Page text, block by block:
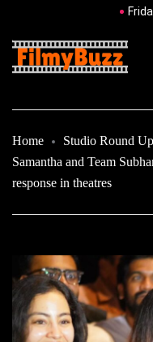
Home
Studio Round Up
Samantha and Team
response in theatres